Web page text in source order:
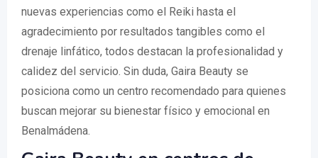
nuevas experiencias como el Reiki hasta el
agradecimiento por resultados tangibles como el
drenaje linfático, todos destacan la profesionalidad y
calidez del servicio. Sin duda, Gaira Beauty se
posiciona como un centro recomendado para quienes
buscan mejorar su bienestar físico y emocional en
Benalmádena.